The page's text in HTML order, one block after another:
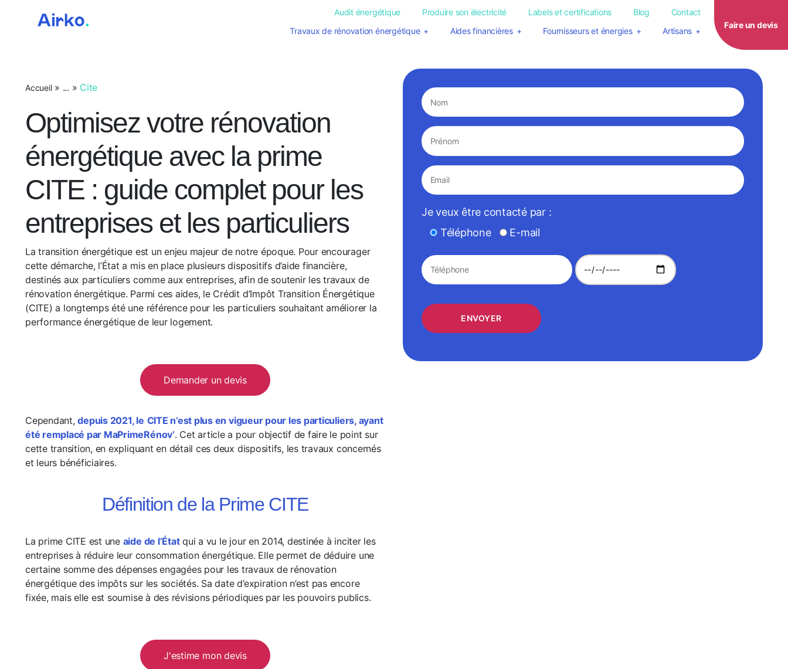
Audit énergétique Produire son électricité Labels et certifications Blog
Contact
Travaux de rénovation énergétique
Aides financières Fournisseurs et énergies Artisans
Faire un devis
Accueil» ... » Cite
Optimisez votre rénovation
énergétique avec la prime
CITE : guide complet pour les
entreprises et les particuliers
La transition énergétique est un enjeu majeur de notre époque. Pour encourager
cette démarche, l’État a mis en place plusieurs dispositifs d’aide financière,
destinés aux particuliers comme aux entreprises, afin de soutenir les travaux de
rénovation énergétique. Parmi ces aides, le Crédit d’Impôt Transition Énergétique
(CITE) a longtemps été une référence pour les particuliers souhaitant améliorer la
performance énergétique de leur logement.
Demander un devis
Cependant,depuis 2021, le CITE n’est plus en vigueur pour les particuliers, ayant
été remplacé par MaPrimeRénov’. Cet article a pour objectif de faire le point sur
cette transition, en expliquant en détail ces deux dispositifs, les travaux concernés
et leurs bénéficiaires.
Définition de la Prime CITE
La prime CITE est une aide de l’Étatqui a vu le jour en 2014, destinée à inciter les
entreprises à réduire leur consommation énergétique. Elle permet de déduire une
certaine somme des dépenses engagées pour les travaux de rénovation
énergétique des impôts sur les sociétés. Sa date d’expiration n’est pas encore
fixée, mais elle est soumise à des révisions périodiques par les pouvoirs publics.
J'estime mon devis
Je veux être contacté par :
Téléphone
E-mail